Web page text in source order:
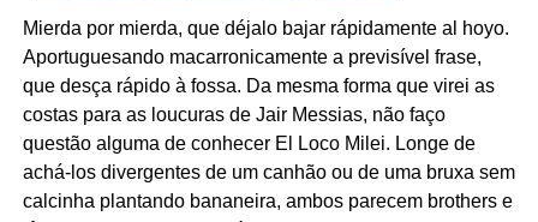
Mierda por mierda, que déjalo bajar rápidamente al hoyo.
Aportuguesando macarronicamente a previsível frase,
que desça rápido à fossa. Da mesma forma que virei as
costas para as loucuras de Jair Messias, não faço
questão alguma de conhecer El Loco Milei. Longe de
achá-los divergentes de um canhão ou de uma bruxa sem
calcinha plantando bananeira, ambos parecem brothers e